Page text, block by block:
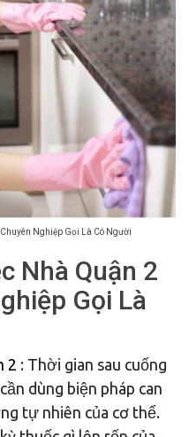
Nghiệp Gọi Là Có Người
Nhà Quận 2
Gọi Là
2 : Thời gian sau cuống
dùng biện pháp can
tự nhiên của cơ thể.